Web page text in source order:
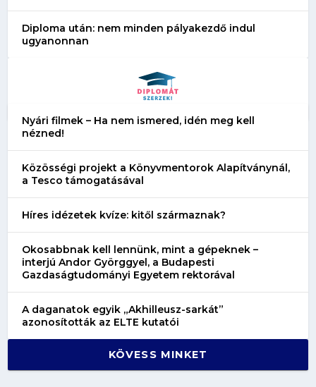
Diploma után: nem minden pályakezdő indul
ugyanonnan
Nyári filmek – Ha nem ismered, idén meg kell
nézned!
Közösségi projekt a Könyvmentorok Alapítványnál,
a Tesco támogatásával
Híres idézetek kvíze: kitől származnak?
Okosabbnak kell lennünk, mint a gépeknek –
interjú Andor Györggyel, a Budapesti
Gazdaságtudományi Egyetem rektorával
A daganatok egyik „Akhilleusz-sarkát”
azonosították az ELTE kutatói
KÖVESS MINKET